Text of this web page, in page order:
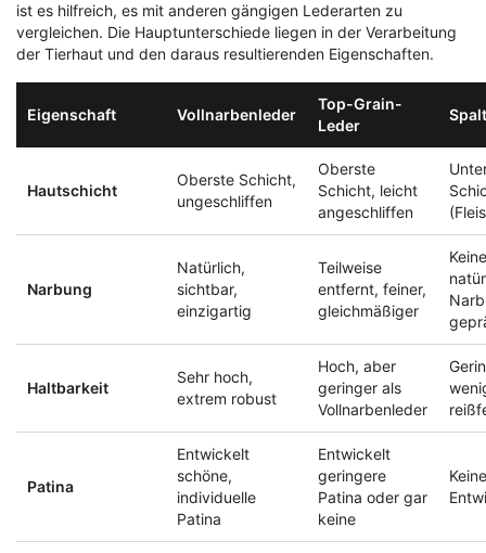
ist es hilfreich, es mit anderen gängigen Lederarten zu
vergleichen. Die Hauptunterschiede liegen in der Verarbeitung
der Tierhaut und den daraus resultierenden Eigenschaften.
Eigenschaft Vollnarbenleder
Top-Grain-
Leder
Hautschicht
Oberste Schicht,
ungeschliffen
Oberste
Schicht, leicht
angeschliffen
Narbung
Natürlich,
sichtbar,
einzigartig
Teilweise
entfernt, feiner,
gleichmäßiger
Keine
Haltbarkeit
Sehr hoch,
extrem robust
Hoch, aber
geringer als
Vollnarbenleder
Patina
Entwickelt
schöne,
individuelle
Patina
Entwickelt
geringere
Patina oder gar
keine